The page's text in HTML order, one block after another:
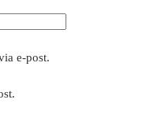
e-post.